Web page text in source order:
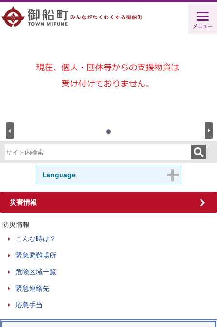
Language
災害情報
防災情報
こんな時は？
緊急避難場所
危険区域一覧
緊急連絡先
応急手当